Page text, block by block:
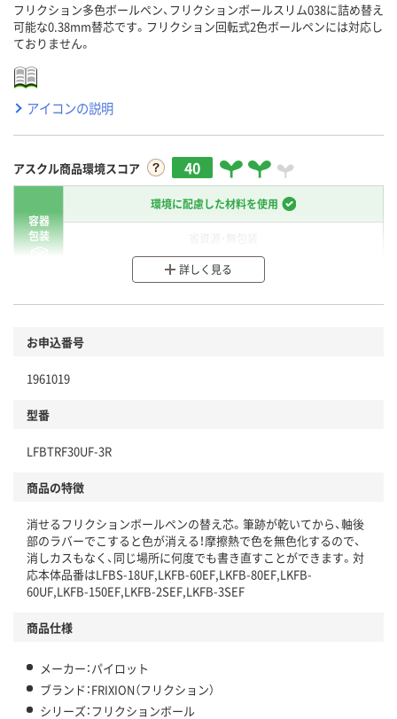
フリクション多色ボールペン、フリクションボールスリム038に詰め替え
可能な0.38mm替芯です。フリクション回転式2色ボールペンには対応し
ておりません。
アイコンの説明
アスクル商品環境スコア 40
容器
包装
環境に配慮した材料を使用
分別・リサイクルしやすい設計
商品
本体
仕組
この商品の環境配慮ポイントです。下記商品詳細「
アスクル商品環境スコア詳細／加点項目
」で確認できます。
詳しく見る
お申込番号
1961019
型番
LFBTRF30UF-3R
商品の特徴
消せるフリクションボールペンの替え芯。筆跡が乾いてから、軸後
部のラバーでこすると色が消える！摩擦熱で色を無色化するので、
消しカスもなく、同じ場所に何度でも書き直すことができます。対
応本体品番はLFBS-18UF,LKFB-60EF,LKFB-80EF,LKFB-
60UF,LKFB-150EF,LKFB-2SEF,LKFB-3SEF
商品仕様
メーカー：パイロット
ブランド：FRIXION（フリクション）
シリーズ：フリクションボール